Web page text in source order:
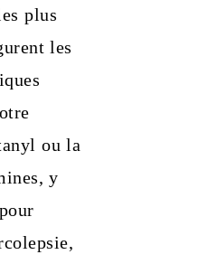
plus
les
ou la
y